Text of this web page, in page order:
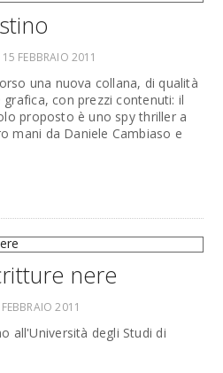
FEBBRAIO 2011
una nuova collana, di qualità
con prezzi contenuti: il
proposto è uno spy thriller a
mani da Daniele Cambiaso e
nere
2011
all'Università degli Studi di